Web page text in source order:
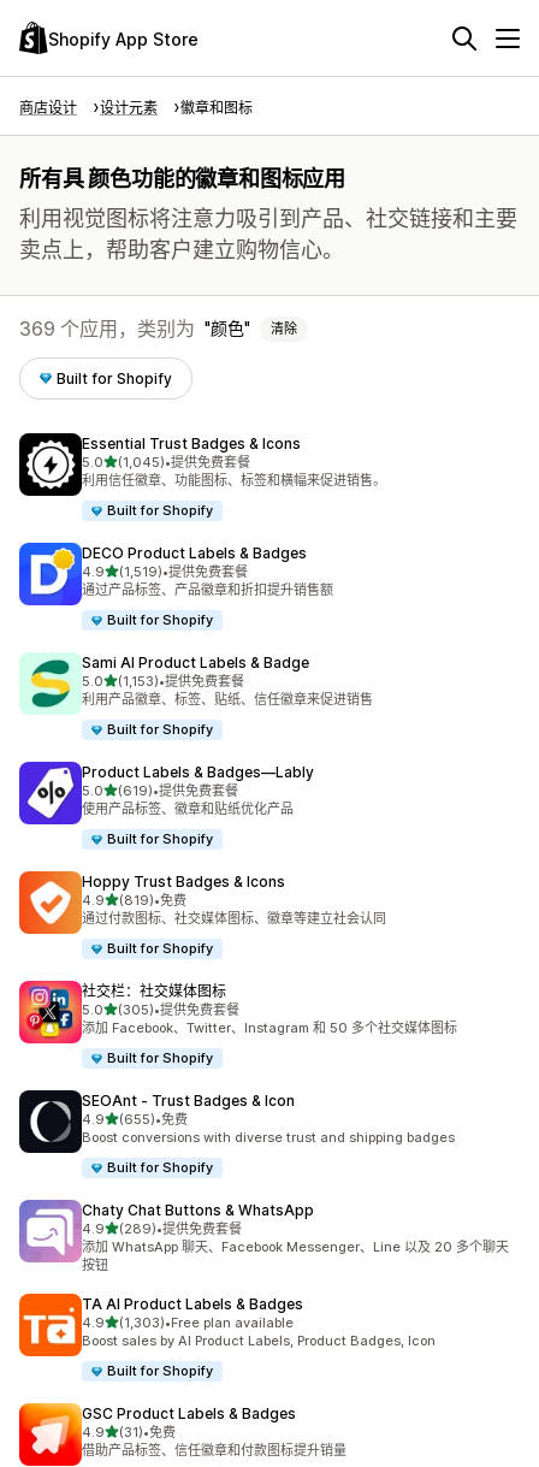
Shopify App Store
商店设计 设计元素 徽章和图标
所有具 颜色功能的徽章和图标应用
利用视觉图标将注意力吸引到产品、社交链接和主要
卖点上，帮助客户建立购物信心。
369 个应用，类别为 颜色 清除
Built for Shopify
Essential Trust Badges & Icons
5.0星（满分 5 星）
(1,045)
总共 1045 条评论
•提供免费套餐
利用信任徽章、功能图标、标签和横幅来促进销售。
Built for Shopify
DECO Product Labels & Badges
4.9星（满分 5 星）
(1,519)
总共 1519 条评论
•提供免费套餐
通过产品标签、产品徽章和折扣提升销售额
Built for Shopify
Sami AI Product Labels & Badge
5.0星（满分 5 星）
(1,153)
总共 1153 条评论
•提供免费套餐
利用产品徽章、标签、贴纸、信任徽章来促进销售
Built for Shopify
Product Labels & Badges—Lably
5.0星（满分 5 星）
(619)
总共 619 条评论
•提供免费套餐
使用产品标签、徽章和贴纸优化产品
Built for Shopify
Hoppy Trust Badges & Icons
4.9星（满分 5 星）
(819)
总共 819 条评论
•免费
通过付款图标、社交媒体图标、徽章等建立社会认同
Built for Shopify
社交栏：社交媒体图标
5.0星（满分 5 星）
(305)
总共 305 条评论
•提供免费套餐
添加 Facebook、Twitter、Instagram 和 50 多个社交媒体图标
Built for Shopify
SEOAnt ‑ Trust Badges & Icon
4.9星（满分 5 星）
(655)
总共 655 条评论
•免费
Boost conversions with diverse trust and shipping badges
Built for Shopify
Chaty Chat Buttons & WhatsApp
4.9星（满分 5 星）
(289)
总共 289 条评论
•提供免费套餐
添加 WhatsApp 聊天、Facebook Messenger、Line 以及 20 多个聊天
按钮
TA AI Product Labels & Badges
4.9星（满分 5 星）
(1,303)
总共 1303 条评论
•Free plan available
Boost sales by AI Product Labels, Product Badges, Icon
Built for Shopify
GSC Product Labels & Badges
4.9星（满分 5 星）
(31)
总共 31 条评论
•免费
借助产品标签、信任徽章和付款图标提升销量